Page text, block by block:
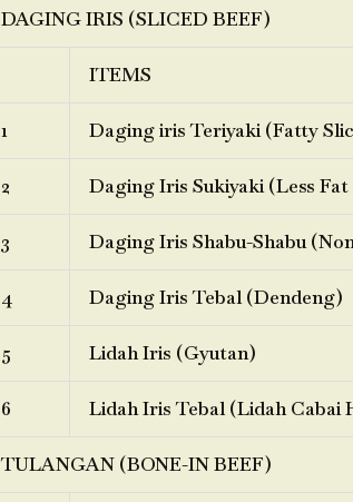
DAGING IRIS (SLICED BEEF)
ITEMS
1 Daging iris Teriyaki (Fatty
2 Daging Iris Sukiyaki (Less
3 Daging Iris Shabu-Shabu
4 Daging Iris Tebal (Dendeng)
5 Lidah Iris (Gyutan)
6 Lidah Iris Tebal (Lidah Cabai
TULANGAN (BONE-IN BEEF)